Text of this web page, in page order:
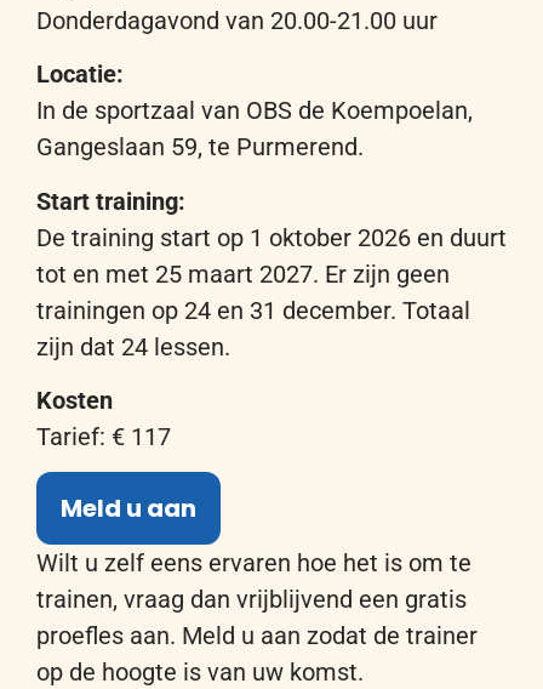
Donderdagavond van 20.00-21.00 uur
Locatie:
In de sportzaal van OBS de Koempoelan,
Gangeslaan 59, te Purmerend.
Start training:
De training start op 1 oktober 2026 en duurt
tot en met 25 maart 2027. Er zijn geen
trainingen op 24 en 31 december. Totaal
zijn dat 24 lessen.
Kosten
Tarief: € 117
Meld u aan
Wilt u zelf eens ervaren hoe het is om te
trainen, vraag dan vrijblijvend een gratis
proefles aan. Meld u aan zodat de trainer
op de hoogte is van uw komst.